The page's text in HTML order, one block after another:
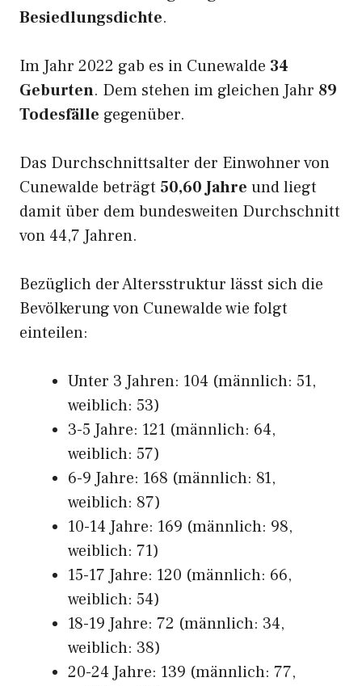
Besiedlungsdichte.
Im Jahr 2022 gab es in Cunewalde 34
Geburten. Dem stehen im gleichen Jahr 89
Todesfälle gegenüber.
Das Durchschnittsalter der Einwohner von
Cunewalde beträgt 50,60 Jahre und liegt
damit über dem bundesweiten Durchschnitt
von 44,7 Jahren.
Bezüglich der Altersstruktur lässt sich die
Bevölkerung von Cunewalde wie folgt
einteilen:
Unter 3 Jahren: 104 (männlich: 51,
weiblich: 53)
3-5 Jahre: 121 (männlich: 64,
weiblich: 57)
6-9 Jahre: 168 (männlich: 81,
weiblich: 87)
10-14 Jahre: 169 (männlich: 98,
weiblich: 71)
15-17 Jahre: 120 (männlich: 66,
weiblich: 54)
18-19 Jahre: 72 (männlich: 34,
weiblich: 38)
20-24 Jahre: 139 (männlich: 77,